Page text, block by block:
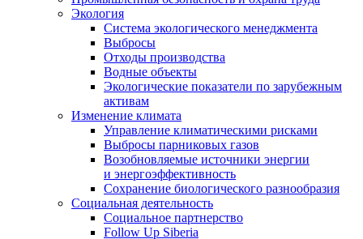
Экология
Система экологического менеджмента
Выбросы
Отходы производства
Водные объекты
Экологические показатели по зарубежным
активам
Изменение климата
Управление климатическими рисками
Выбросы парниковых газов
Возобновляемые источники энергии
и энергоэффективность
Сохранение биологического разнообразия
Социальная деятельность
Социальное партнерство
Follow Up Siberia